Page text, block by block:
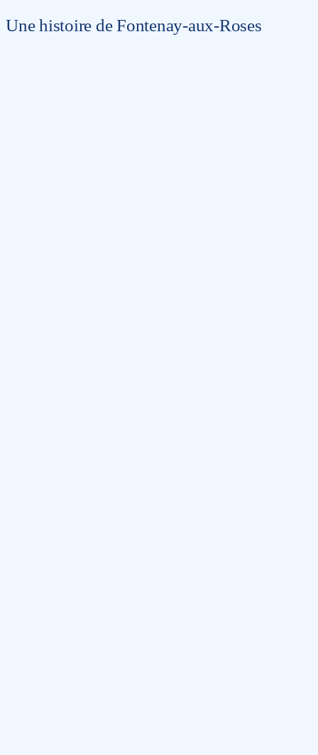
Une histoire de Fontenay-aux-Roses